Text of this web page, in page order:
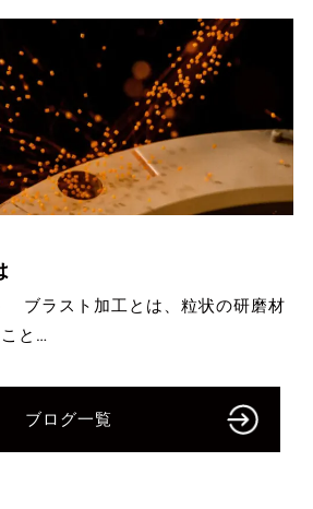
ブラスト加工とは、粒状の研磨材
と…
ブログ一覧